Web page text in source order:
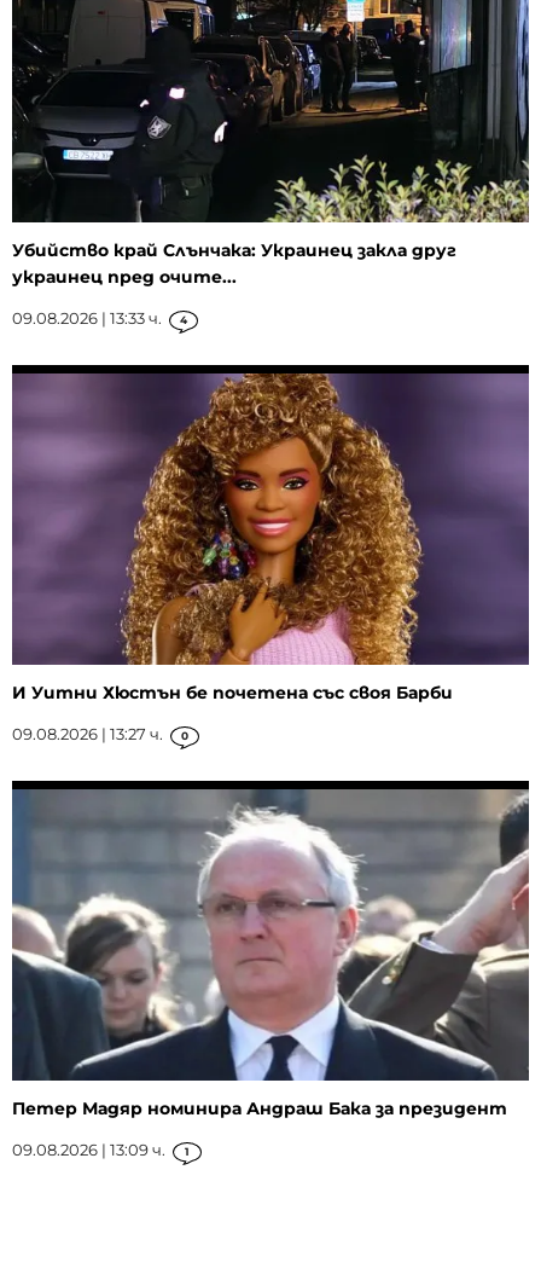
Убийство край Слънчака: Украинец закла друг
украинец пред очите...
09.08.2026 | 13:33 ч. 4
И Уитни Хюстън бе почетена със своя Барби
09.08.2026 | 13:27 ч. 0
Петер Мадяр номинира Андраш Бака за президент
09.08.2026 | 13:09 ч. 1